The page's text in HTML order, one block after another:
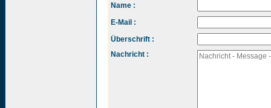
Name :
E-Mail :
Überschrift :
Nachricht :